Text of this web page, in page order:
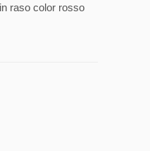
raso color rosso